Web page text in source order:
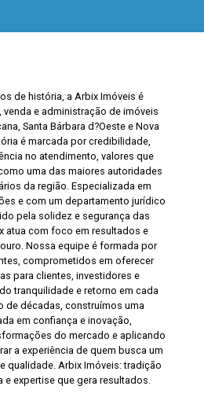
de história, a Arbix Imóveis é
e administração de imóveis
Santa Bárbara d?Oeste e Nova
é marcada por credibilidade,
no atendimento, valores que
uma das maiores autoridades
da região. Especializada em
e com um departamento jurídico
pela solidez e segurança das
atua com foco em resultados e
Nossa equipe é formada por
comprometidos em oferecer
para clientes, investidores e
tranquilidade e retorno em cada
de décadas, construímos uma
em confiança e inovação,
do mercado e aplicando
a experiência de quem busca um
qualidade. Arbix Imóveis: tradição
expertise que gera resultados.